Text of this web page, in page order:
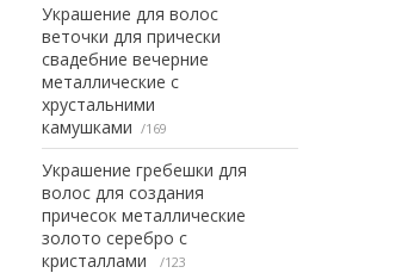
Украшение для волос
веточки для прически
свадебние вечерние
металлические с
хрустальними
камушками
169
Украшение гребешки для
волос для создания
причесок металлические
золото серебро с
кристаллами
123